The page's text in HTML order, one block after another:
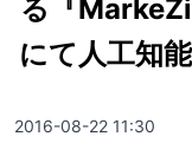
る『
にて人工知
2016-08-22 11:30